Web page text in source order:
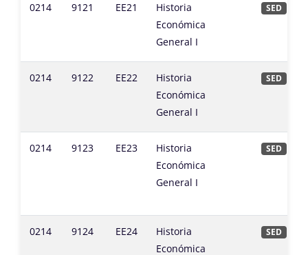
0214 9121 EE21
Historia
Económica
General I
SED
0214 9122 EE22
Historia
Económica
General I
SED
0214 9123 EE23
Historia
Económica
General I
SED
0214 9124 EE24
Historia
Económica
SED